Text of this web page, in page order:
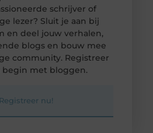
schrijver of
lezer? Sluit je aan bij
en deel jouw verhalen,
blogs en bouw mee
community. Registreer
begin met bloggen.
Registreer nu!